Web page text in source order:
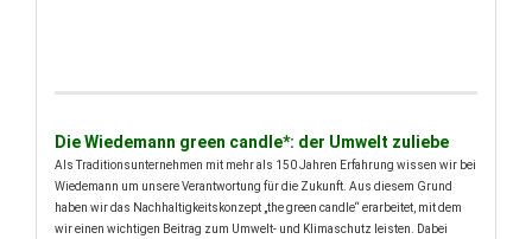
Die Wiedemann green candle*: der Umwelt zuliebe
Als Traditionsunternehmen mit mehr als 150 Jahren Erfahrung wissen wir bei
Wiedemann um unsere Verantwortung für die Zukunft. Aus diesem Grund
haben wir das Nachhaltigkeitskonzept „the green candle“ erarbeitet, mit dem
wir einen wichtigen Beitrag zum Umwelt- und Klimaschutz leisten. Dabei